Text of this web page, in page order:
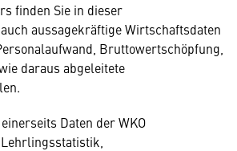
finden Sie in dieser
aussagekräftige Wirtschaftsdaten
Bruttowertschöpfung,
daraus abgeleitete
Daten der WKO